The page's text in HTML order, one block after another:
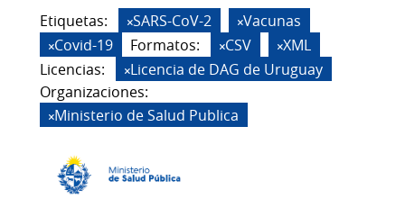
Etiquetas: SARS-CoV-2
Vacunas
Covid-19
Formatos: CSV
XML
Licencias:
Licencia de DAG de Uruguay
Organizaciones:
Ministerio de Salud Publica